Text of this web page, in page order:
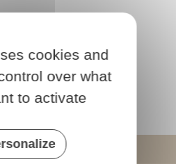
cookies and
over what
to activate